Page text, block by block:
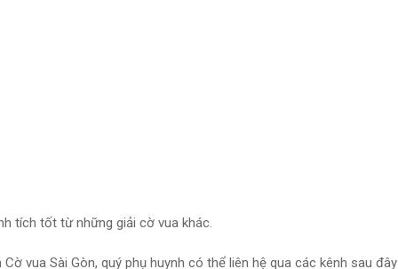
tích tốt từ những giải cờ vua khác.
vua Sài Gòn, quý phụ huynh có thể liên hệ qua các kênh sau đây